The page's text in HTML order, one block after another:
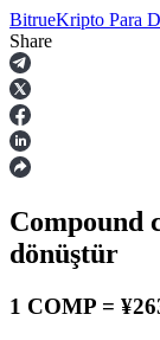
Vadeli İşlemler
BitrueKripto Para
Share
Compound
dönüştür
1 COMP =